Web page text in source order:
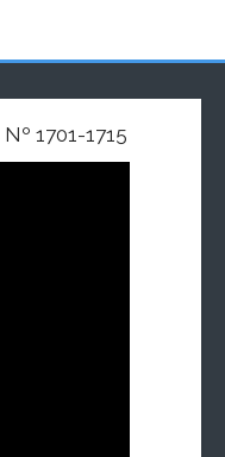
1701-1715